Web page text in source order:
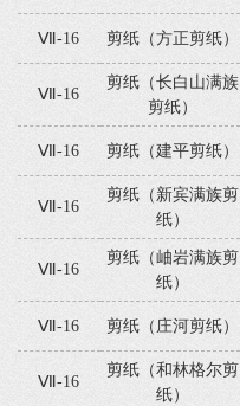
Ⅶ-16 剪纸（方正剪纸）
Ⅶ-16
剪纸（长白山满族
剪纸）
Ⅶ-16 剪纸（建平剪纸）
Ⅶ-16
剪纸（新宾满族剪
纸）
Ⅶ-16
剪纸（岫岩满族剪
纸）
Ⅶ-16 剪纸（庄河剪纸）
Ⅶ-16
剪纸（和林格尔剪
纸）